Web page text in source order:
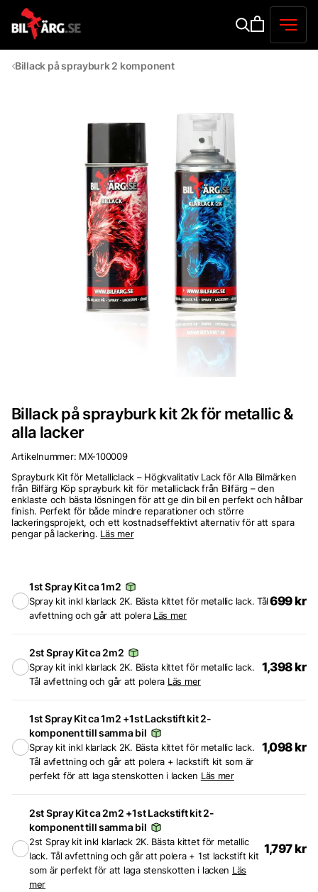
Billack på sprayburk 2 komponent
Billack på sprayburk kit 2k för metallic &
alla lacker
Artikelnummer: MX-100009
Sprayburk Kit för Metalliclack – Högkvalitativ Lack för Alla Bilmärken
från Bilfärg Köp sprayburk kit för metalliclack från Bilfärg – den
enklaste och bästa lösningen för att ge din bil en perfekt och hållbar
finish. Perfekt för både mindre reparationer och större
lackeringsprojekt, och ett kostnadseffektivt alternativ för att spara
pengar på lackering. Läs mer
1st Spray Kit ca 1m2
Spray kit inkl klarlack 2K. Bästa kittet för metallic lack. Tål
avfettning och går att polera Läs mer
699 kr
2st Spray Kit ca 2m2
Spray kit inkl klarlack 2K. Bästa kittet för metallic lack.
Tål avfettning och går att polera Läs mer
1,398 kr
1st Spray Kit ca 1m2 +1st Lackstift kit 2-
komponent till samma bil
Spray kit inkl klarlack 2K. Bästa kittet för metallic lack.
Tål avfettning och går att polera + lackstift kit som är
perfekt för att laga stenskotten i lacken Läs mer
1,098 kr
2st Spray Kit ca 2m2 +1st Lackstift kit 2-
komponent till samma bil
2st Spray kit inkl klarlack 2K. Bästa kittet för metallic
lack. Tål avfettning och går att polera + 1st lackstift kit
som är perfekt för att laga stenskotten i lacken Läs
mer
1,797 kr